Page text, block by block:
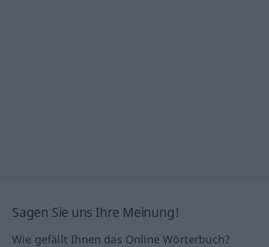
Sagen Sie uns Ihre Meinung!
Wie gefällt Ihnen das Online Wörterbuch?